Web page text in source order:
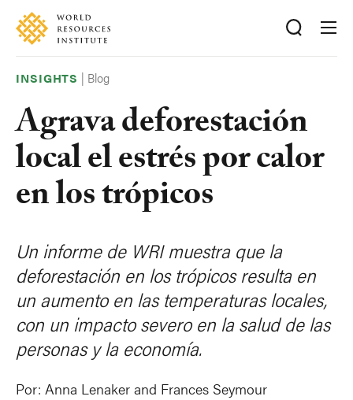
Skip
main
Accessibility
INSIGHTS | Blog
Agrava deforestación
local el estrés por calor
en los trópicos
Un informe de WRI muestra que la
deforestación en los trópicos resulta en
un aumento en las temperaturas locales,
con un impacto severo en la salud de las
personas y la economía.
Por: Anna Lenaker and Frances Seymour